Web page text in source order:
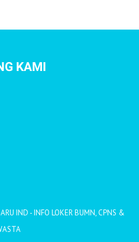
KAMI
IND - INFO LOKER BUMN, CPNS &